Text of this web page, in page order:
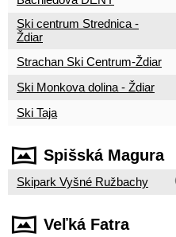
Ski centrum Strednica -
Ždiar
Strachan Ski Centrum-Ždiar
Ski Monkova dolina - Ždiar
Ski Taja
Spišská Magura
Skipark Vyšné Ružbachy
Veľká Fatra